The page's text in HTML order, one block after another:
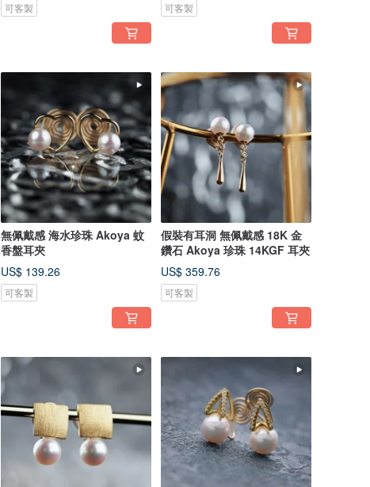
可客製 可客製
無佩戴感 海水珍珠 Akoya 蚊
香盤耳夾
US$ 139.26
可客製
假裝有耳洞 無佩戴感 18K 金
鑽石 Akoya 珍珠 14KGF 耳夾
US$ 359.76
可客製